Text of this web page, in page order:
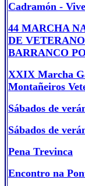
Cadramón -
44 MARCHA
DE
BARRANCO
XXIX Marcha
Montañeiros
Sábados de
Sábados de
Pena Trevinca
Encontro na